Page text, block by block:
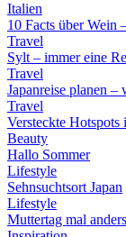
Italien
10 Facts über Wein
Travel
Sylt – immer eine
Travel
Japanreise planen –
Travel
Versteckte Hotspots
Beauty
Hallo Sommer
Lifestyle
Sehnsuchtsort Japan
Lifestyle
Muttertag mal